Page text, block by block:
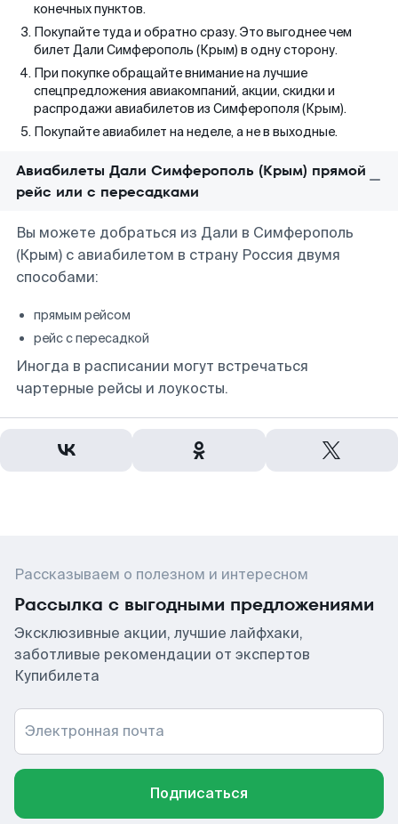
конечных пунктов.
Покупайте туда и обратно сразу. Это выгоднее чем
билет Дали Симферополь (Крым) в одну сторону.
При покупке обращайте внимание на лучшие
спецпредложения авиакомпаний, акции, скидки и
распродажи авиабилетов из Симферополя (Крым).
Покупайте авиабилет на неделе, а не в выходные.
Авиабилеты Дали Симферополь (Крым) прямой
рейс или с пересадками
Вы можете добраться из Дали в Симферополь
(Крым) с авиабилетом в страну Россия двумя
способами:
прямым рейсом
рейс с пересадкой
Иногда в расписании могут встречаться
чартерные рейсы и лоукосты.
Рассказываем о полезном и интересном
Рассылка с выгодными предложениями
Эксклюзивные акции, лучшие лайфхаки,
заботливые рекомендации от экспертов
Купибилета
Электронная почта
Подписаться